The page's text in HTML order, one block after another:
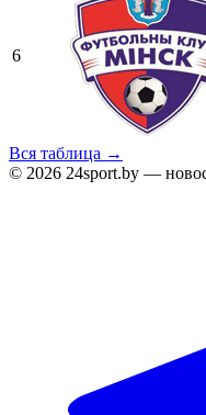
6
Вся таблица →
© 2026 24sport.by —